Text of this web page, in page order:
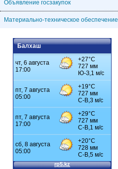
Объявление госзакупок
Материально-техническое обеспечение
Балхаш